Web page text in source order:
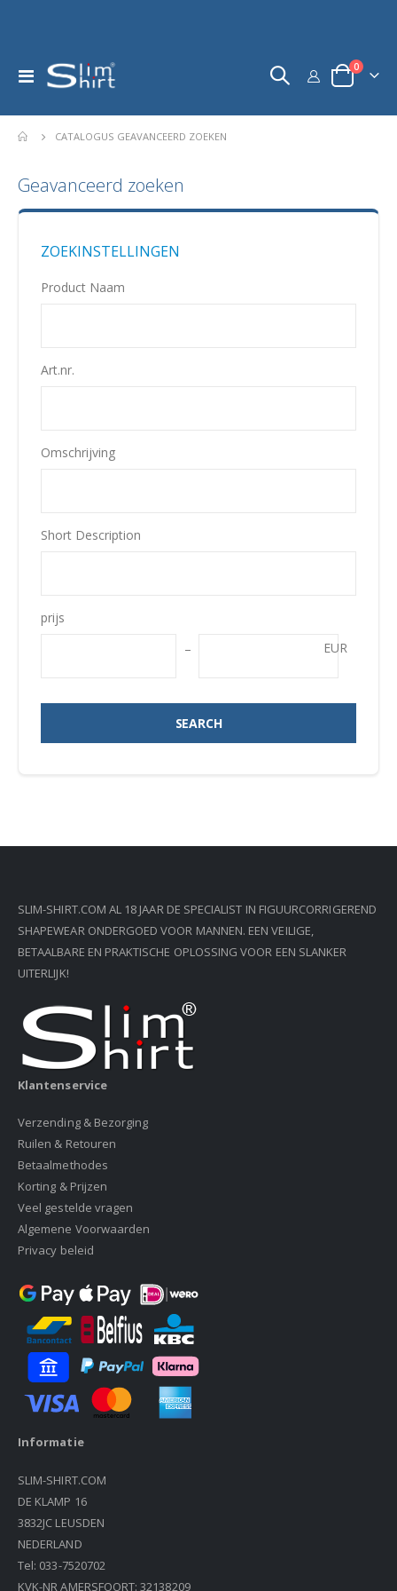
Toggle
Nav
kar
0
CATALOGUS GEAVANCEERD ZOEKEN
Geavanceerd zoeken
ZOEKINSTELLINGEN
Product Naam
Art.nr.
Omschrijving
Short Description
prijs
EUR
SEARCH
SLIM-SHIRT.COM AL 18 JAAR DE SPECIALIST IN FIGUURCORRIGEREND
SHAPEWEAR ONDERGOED VOOR MANNEN. EEN VEILIGE,
BETAALBARE EN PRAKTISCHE OPLOSSING VOOR EEN SLANKER
UITERLIJK!
Klantenservice
Verzending & Bezorging
Ruilen & Retouren
Betaalmethodes
Korting & Prijzen
Veel gestelde vragen
Algemene Voorwaarden
Privacy beleid
Informatie
SLIM-SHIRT.COM
DE KLAMP 16
3832JC LEUSDEN
NEDERLAND
Tel: 033-7520702
KVK-NR AMERSFOORT: 32138209